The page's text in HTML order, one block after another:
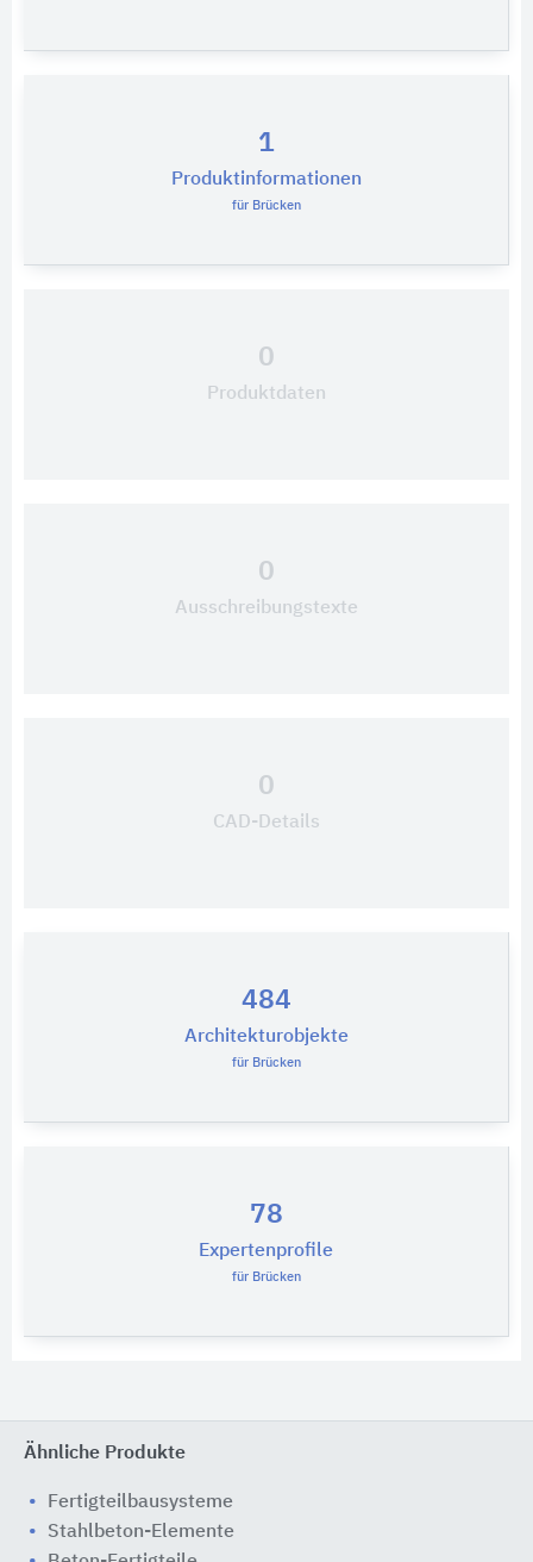
1
Produktinformationen
für Brücken
0
Produktdaten
0
Ausschreibungstexte
0
CAD-Details
484
Architekturobjekte
für Brücken
78
Expertenprofile
für Brücken
Ähnliche Produkte
Fertigteilbausysteme
Stahlbeton-Elemente